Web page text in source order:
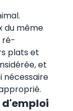
du même
ré-
plats et
et
nécessaire